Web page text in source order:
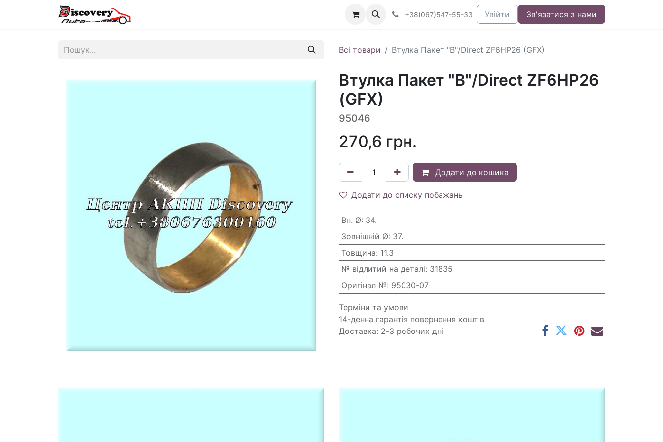
+38(067)547-55-33 Увійти Зв'язатися з нами
Всі товари Втулка Пакет "B"/Direct ZF6HP26 (GFX)
Втулка Пакет "B"/Direct ZF6HP26
(GFX)
95046
270,6 грн.
Додати до кошика
Додати до списку побажань
Вн. Ø: 34.
Зовнішній Ø: 37.
Товщина: 11.3
№ відлитий на деталі: 31835
Оригінал №: 95030-07
Терміни та умови
14-денна гарантія повернення коштів
Доставка: 2-3 робочих дні